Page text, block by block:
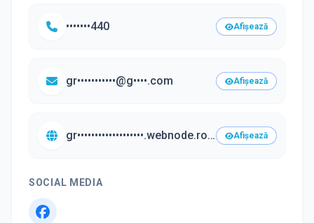
•••••••440 Afișează
gr•••••••••••@g••••.com Afișează
gr•••••••••••••••••••.webnode.ro/••• Afișează
SOCIAL MEDIA